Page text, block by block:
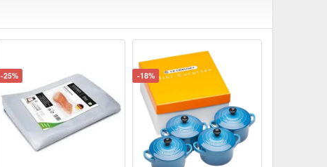
-25% -18%